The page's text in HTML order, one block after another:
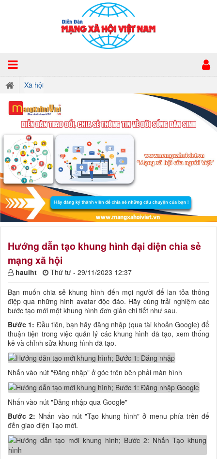
Xã hội
Hướng dẫn tạo khung hình đại diện chia sẻ
mạng xã hội
haulht Thứ tư - 29/11/2023 12:37
Bạn muốn chia sẻ khung hình đến mọi người để lan tỏa thông
điệp qua những hình avatar độc đáo. Hãy cùng trải nghiệm các
bước tạo mới một khung hình đơn giản chi tiết như sau.
Bước 1: Đầu tiên, bạn hãy đăng nhập (qua tài khoản Google) để
thuận tiện trong việc quản lý các khung hình đã tạo, xem thống
kê và chỉnh sửa khung hình đã tạo.
Nhấn vào nút "Đăng nhập" ở góc trên bên phải màn hình
Nhấn vào nút "Đăng nhập qua Google"
Bước 2: Nhấn vào nút "Tạo khung hình" ở menu phía trên để
đến giao diện Tạo mới.